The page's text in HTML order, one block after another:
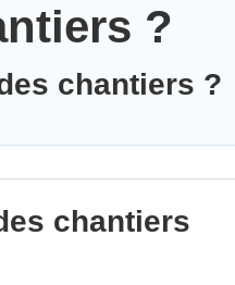
?
chantiers ?
chantiers